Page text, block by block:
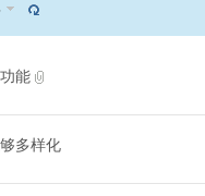
能
多样化